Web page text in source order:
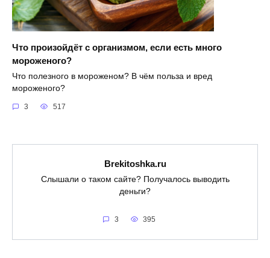
Что произойдёт с организмом, если есть много
мороженого?
Что полезного в мороженом? В чём польза и вред
мороженого?
3 517
Brekitoshka.ru
Слышали о таком сайте? Получалось выводить
деньги?
3 395